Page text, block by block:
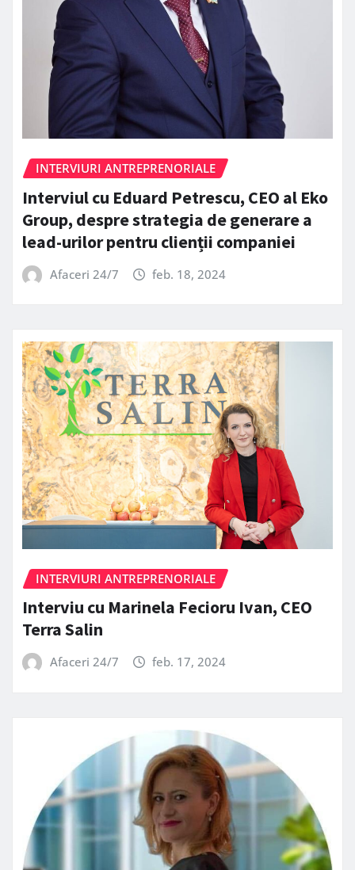
INTERVIURI ANTREPRENORIALE
Interviul cu Eduard Petrescu, CEO al Eko
Group, despre strategia de generare a
lead-urilor pentru clienții companiei
Afaceri 24/7 feb. 18, 2024
INTERVIURI ANTREPRENORIALE
Interviu cu Marinela Fecioru Ivan, CEO
Terra Salin
Afaceri 24/7 feb. 17, 2024